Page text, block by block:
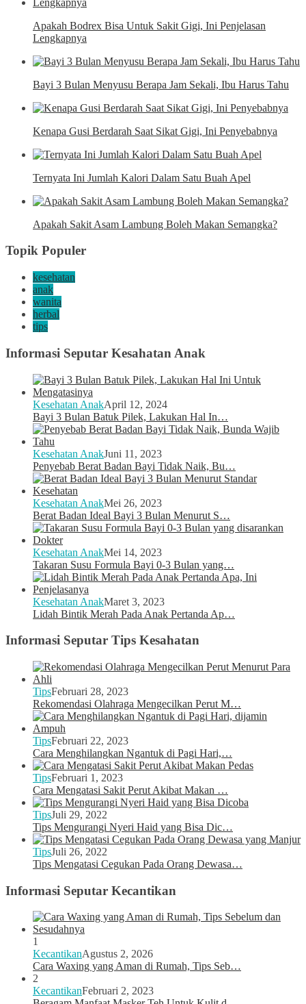
Apakah Bodrex Bisa Untuk Sakit Gigi, Ini Penjelasan
Lengkapnya
Bayi 3 Bulan Menyusu Berapa Jam Sekali, Ibu Harus Tahu
Kenapa Gusi Berdarah Saat Sikat Gigi, Ini Penyebabnya
Ternyata Ini Jumlah Kalori Dalam Satu Buah Apel
Apakah Sakit Asam Lambung Boleh Makan Semangka?
Topik Populer
kesehatan
anak
wanita
herbal
tips
Informasi Seputar Kesahatan Anak
Kesehatan AnakApril 12, 2024
Bayi 3 Bulan Batuk Pilek, Lakukan Hal In…
Kesehatan AnakJuni 11, 2023
Penyebab Berat Badan Bayi Tidak Naik, Bu…
Kesehatan AnakMei 26, 2023
Berat Badan Ideal Bayi 3 Bulan Menurut S…
Kesehatan AnakMei 14, 2023
Takaran Susu Formula Bayi 0-3 Bulan yang…
Kesehatan AnakMaret 3, 2023
Lidah Bintik Merah Pada Anak Pertanda Ap…
Informasi Seputar Tips Kesahatan
TipsFebruari 28, 2023
Rekomendasi Olahraga Mengecilkan Perut M…
TipsFebruari 22, 2023
Cara Menghilangkan Ngantuk di Pagi Hari,…
TipsFebruari 1, 2023
Cara Mengatasi Sakit Perut Akibat Makan …
TipsJuli 29, 2022
Tips Mengurangi Nyeri Haid yang Bisa Dic…
TipsJuli 26, 2022
Tips Mengatasi Cegukan Pada Orang Dewasa…
Informasi Seputar Kecantikan
1
KecantikanAgustus 2, 2026
Cara Waxing yang Aman di Rumah, Tips Seb…
2
KecantikanFebruari 2, 2023